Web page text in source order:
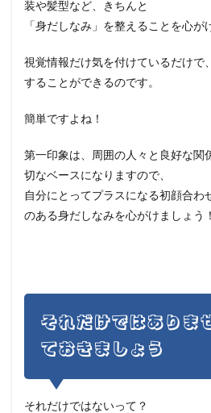
装や髪型など、きちんと
「身だしなみ」を整えることを心が
視覚情報だけ気を付けているだけで
することができるのです。
簡単ですよね！
第一印象は、周囲の人々と良好な関
切なベースになりますので、
自分にとってプラスになる初顔合わ
のある身だしなみを心がけましょう！
それだけではありま
ておきましょう
それだけではないって？